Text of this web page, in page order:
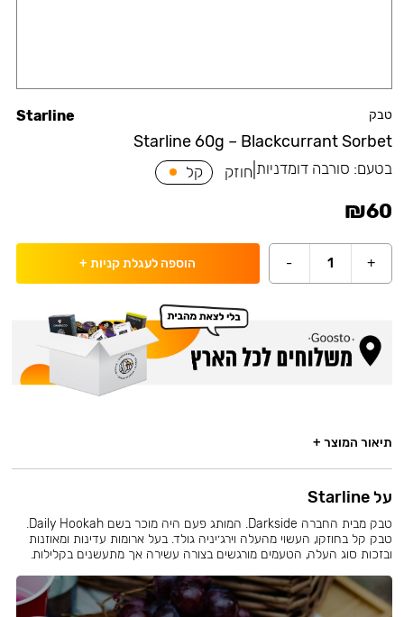
טבק
Starline 60g – Blackcurrant Sorbet
Starline
בטעם: סורבה דומדניות חוזק קל
₪60
+
1
- הוספה לעגלת קניות +
תיאור המוצר +
על Starline
טבק מבית החברה Darkside. המותג פעם היה מוכר בשם Daily Hookah.
טבק קל בחוזקו, העשוי מהעלה וירג׳יניה גולד. בעל ארומות עדינות ומאוזנות
ובזכות סוג העלה, הטעמים מורגשים בצורה עשירה אך מתעשנים בקלילות.